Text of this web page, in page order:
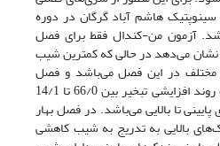
هاشم آباد گرگان در دوره
استفاده شد. آزمون من-کندال فقط برای فصل
نشان می‌دهد در حالی که کمترین شیب
مختلف در این فصل می‌باشد و فصل
تابستان دارای بیشترین شیب روند افزایشی تبخیر بین 66/0 تا 14/1
تا بالایی می‌باشد. در فصل بهار
75/0 در چندک‌های بالایی به تدریج به شیب کاهشی